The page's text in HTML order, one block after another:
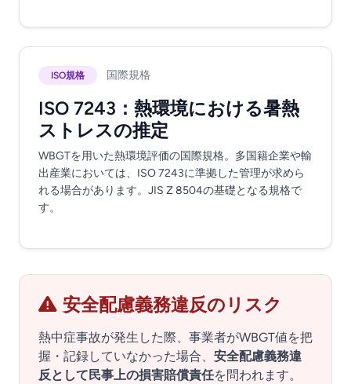
ISO規格 国際規格
ISO 7243：熱環境における暑熱
ストレスの推定
WBGTを用いた熱環境評価の国際規格。多国籍企業や輸
出産業においては、ISO 7243に準拠した管理が求めら
れる場合があります。JIS Z 8504の基礎となる規格で
す。
安全配慮義務違反のリスク
熱中症事故が発生した際、事業者がWBGT値を把
握・記録していなかった場合、 安全配慮義務違
反として民事上の損害賠償責任を問われます。